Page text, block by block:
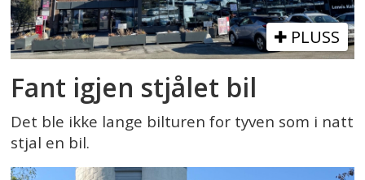
PLUSS
Fant igjen stjålet bil
Det ble ikke lange bilturen for tyven som i natt
stjal en bil.